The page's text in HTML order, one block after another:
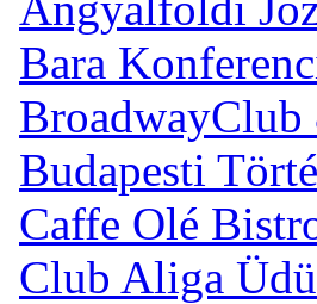
Bara
Budapesti
Caffe Olé
Club Aliga